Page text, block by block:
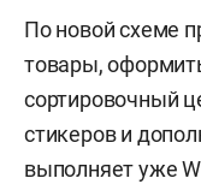
По новой схеме
товары,
сортировочный
стикеров и
выполняет уже